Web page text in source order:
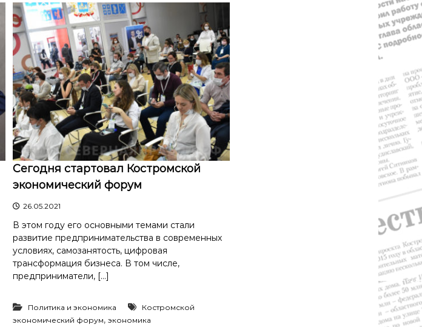
Сегодня стартовал Костромской
экономический форум
26.05.2021
В этом году его основными темами стали
развитие предпринимательства в современных
условиях, самозанятость, цифровая
трансформация бизнеса. В том числе,
предприниматели, […]
Политика и экономика
Костромской
экономический форум, экономика